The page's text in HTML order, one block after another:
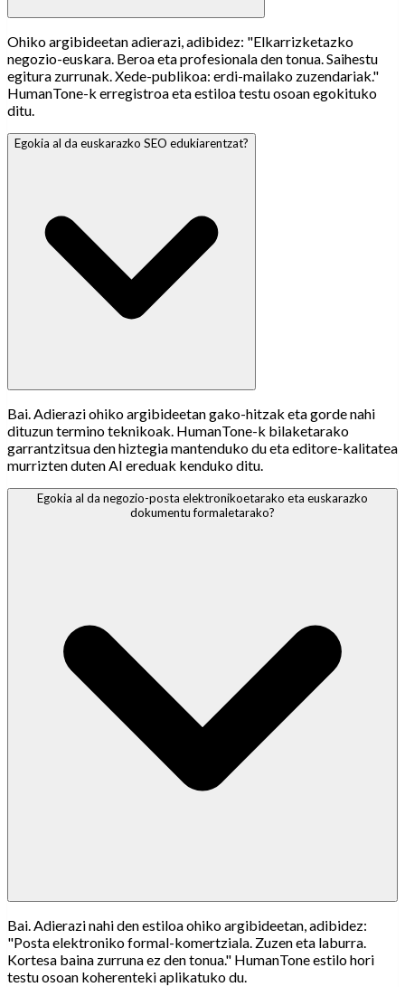
Ohiko argibideetan adierazi, adibidez: "Elkarrizketazko
negozio-euskara. Beroa eta profesionala den tonua. Saihestu
egitura zurrunak. Xede-publikoa: erdi-mailako zuzendariak."
HumanTone-k erregistroa eta estiloa testu osoan egokituko
ditu.
Egokia al da euskarazko SEO edukiarentzat?
Bai. Adierazi ohiko argibideetan gako-hitzak eta gorde nahi
dituzun termino teknikoak. HumanTone-k bilaketarako
garrantzitsua den hiztegia mantenduko du eta editore-kalitatea
murrizten duten AI ereduak kenduko ditu.
Egokia al da negozio-posta elektronikoetarako eta euskarazko
dokumentu formaletarako?
Bai. Adierazi nahi den estiloa ohiko argibideetan, adibidez:
"Posta elektroniko formal-komertziala. Zuzen eta laburra.
Kortesa baina zurruna ez den tonua." HumanTone estilo hori
testu osoan koherenteki aplikatuko du.